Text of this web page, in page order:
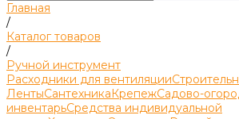
Главная
/
Каталог товаров
/
Ручной инструмент
Расходники для вентиляции
ЛентыСантехникаКрепежСадово-
инвентарьСредства индивидуальной